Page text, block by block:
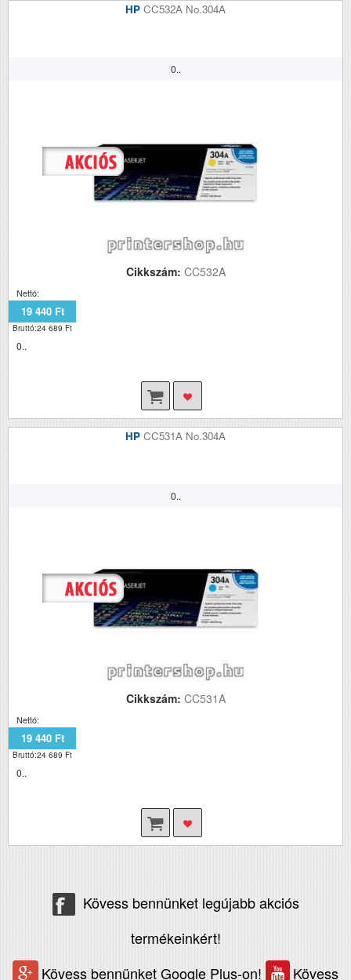
HP CC532A No.304A
0..
Cikkszám: CC532A
Nettó:
19 440 Ft
Bruttó:24 689 Ft
0..
HP CC531A No.304A
0..
Cikkszám: CC531A
Nettó:
19 440 Ft
Bruttó:24 689 Ft
0..
Kövess bennünket legújabb akciós
termékeinkért!
Kövess bennünket Google Plus-on!
Kövess